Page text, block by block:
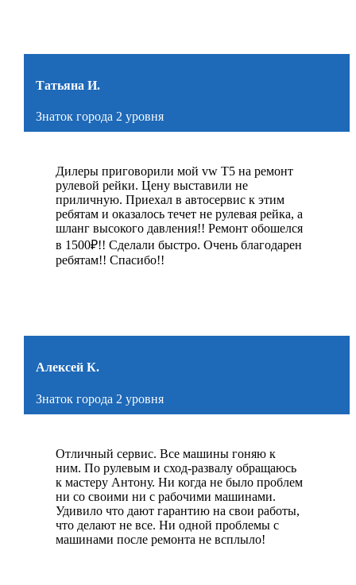
Татьяна И.
Знаток города 2 уровня
Дилеры приговорили мой vw Т5 на ремонт
рулевой рейки. Цену выставили не
приличную. Приехал в автосервис к этим
ребятам и оказалось течет не рулевая рейка, а
шланг высокого давления!! Ремонт обошелся
в 1500₽!! Сделали быстро. Очень благодарен
ребятам!! Спасибо!!
Алексей К.
Знаток города 2 уровня
Отличный сервис. Все машины гоняю к
ним. По рулевым и сход-развалу обращаюсь
к мастеру Антону. Ни когда не было проблем
ни со своими ни с рабочими машинами.
Удивило что дают гарантию на свои работы,
что делают не все. Ни одной проблемы с
машинами после ремонта не всплыло!